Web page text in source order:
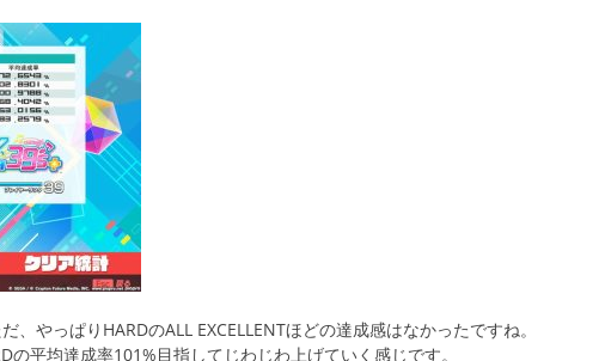
、やっぱりHARDのALL EXCELLENTほどの達成感はなかったですね。
の平均達成率101%目指してじわじわ上げていく感じです。